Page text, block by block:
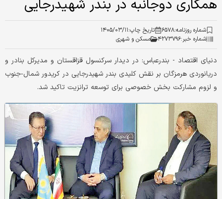
همکاری دوجانبه در بندر شهیدرجایی
شماره روزنامه:۶۵۷۸ تاریخ چاپ:۱۴۰۵/۰۳/۱۱
شماره خبر:۴۲۷۳۷۹۶ مسکن و شهری
دنیای‌ اقتصاد - بندرعباس:‌ در دیدار سرکنسول قزاقستان و مدیرکل بنادر و
دریانوردی هرمزگان بر نقش کلیدی بندر شهید‌رجایی در کریدور شمال‑جنوب
و لزوم مشارکت بخش خصوصی برای توسعه ترانزیت تاکید شد.